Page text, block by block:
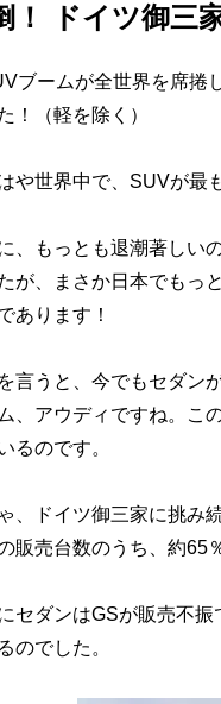
！ ドイツ御三
ブームが全世界を席捲
！（軽を除く）
や世界中で、SUVが最
、もっとも退潮著しい
が、まさか日本でも
あります！
言うと、今でもセダン
、アウディですね。こ
るのです。
、ドイツ御三家に挑み
販売台数のうち、約65
セダンはGSが販売不振
のでした。